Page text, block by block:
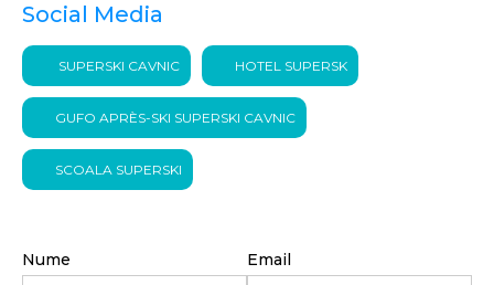
Social Media
SUPERSKI CAVNIC HOTEL SUPERSK
GUFO APRÈS-SKI SUPERSKI CAVNIC
SCOALA SUPERSKI
Nume Email